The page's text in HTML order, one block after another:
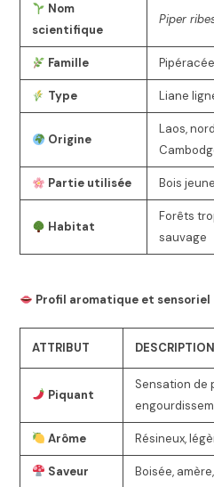
Nom
scientifique
Piper
Famille
Type Liane
Origine
Laos,
Partie utilisée Bois
Habitat
Forêts
sauvage
Profil aromatique et sensoriel
ATTRIBUT DESCRIPTION
Piquant
Sensation de
Arôme Résineux,
Saveur Boisée,